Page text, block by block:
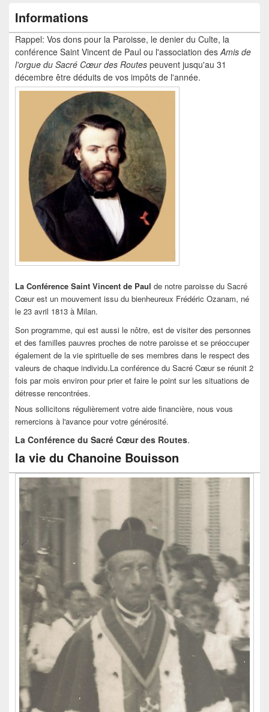
Informations
Rappel: Vos dons pour la Paroisse, le denier du Culte, la
conférence Saint Vincent de Paul ou l'association des Amis de
l'orgue du Sacré Cœur des Routes peuvent jusqu'au 31
décembre être déduits de vos impôts de l'année.
La Conférence Saint Vincent de Paul de notre paroisse du Sacré
Cœur est un mouvement issu du bienheureux Frédéric Ozanam, né
le 23 avril 1813 à Milan.
Son programme, qui est aussi le nôtre, est de visiter des personnes
et des familles pauvres proches de notre paroisse et se préoccuper
également de la vie spirituelle de ses membres dans le respect des
valeurs de chaque individu.La conférence du Sacré Cœur se réunit 2
fois par mois environ pour prier et faire le point sur les situations de
détresse rencontrées.
Nous sollicitons régulièrement votre aide financière, nous vous
remercions à l'avance pour votre générosité.
La Conférence du Sacré Cœur des Routes.
la vie du Chanoine Bouisson